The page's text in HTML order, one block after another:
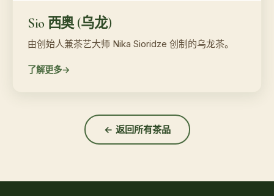
Sio 西奥 (乌龙)
由创始人兼茶艺大师 Nika Sioridze 创制的乌龙茶。
了解更多
← 返回所有茶品